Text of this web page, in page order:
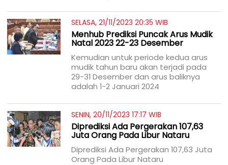
SELASA, 21/11/2023 20:35 WIB
Menhub Prediksi Puncak Arus Mudik
Natal 2023 22-23 Desember
Kemudian untuk periode kedua arus
mudik tahun baru akan terjadi pada
29-31 Desember dan arus baliknya
adalah 1-2 Januari 2024
SENIN, 20/11/2023 17:17 WIB
Diprediksi Ada Pergerakan 107,63
Juta Orang Pada Libur Nataru
Diprediksi Ada Pergerakan 107,63 Juta
Orang Pada Libur Nataru